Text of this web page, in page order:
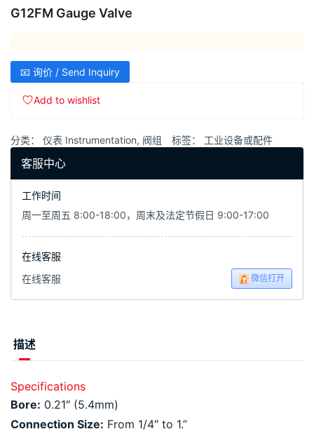
G12FM Gauge Valve
📧 询价 / Send Inquiry
Add to wishlist
分类： 仪表 Instrumentation, 阀组 标签： 工业设备或配件
客服中心
工作时间
周一至周五 8:00-18:00，周末及法定节假日 9:00-17:00
在线客服
在线客服
微信打开
描述
Specifications
Bore: 0.21″ (5.4mm)
Connection Size: From 1/4″ to 1.”